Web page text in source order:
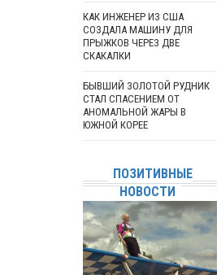
КАК ИНЖЕНЕР ИЗ США
СОЗДАЛА МАШИНУ ДЛЯ
ПРЫЖКОВ ЧЕРЕЗ ДВЕ
СКАКАЛКИ
БЫВШИЙ ЗОЛОТОЙ РУДНИК
СТАЛ СПАСЕНИЕМ ОТ
АНОМАЛЬНОЙ ЖАРЫ В
ЮЖНОЙ КОРЕЕ
ПОЗИТИВНЫЕ
НОВОСТИ